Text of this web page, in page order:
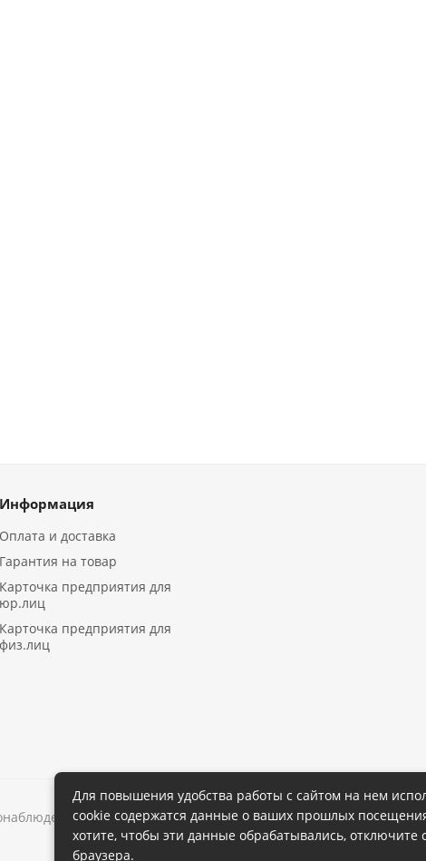
Информация
Оплата и доставка
Гарантия на товар
Карточка предприятия для
юр.лиц
Карточка предприятия для
физ.лиц
в ИркутскеПолитика конфиденциальности
Для повышения удобства работы с сайтом на нем
cookie содержатся данные о ваших прошлых
хотите, чтобы эти данные обрабатывались, отключите
браузера.